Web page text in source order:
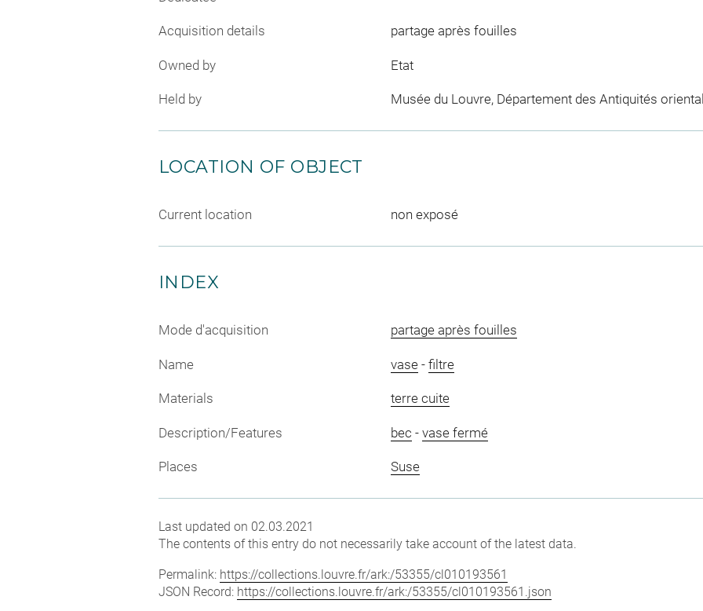
Acquisition details partage après fouilles
Owned by Etat
Held by Musée du Louvre, Département des Antiquités
LOCATION OF OBJECT
Current location non exposé
INDEX
Mode d'acquisition partage après fouilles
Name vase- filtre
Materials terre cuite
Description/Features bec - vase fermé
Places Suse
Last updated on 02.03.2021
The contents of this entry do not necessarily take account of the latest data.
Permalink: https://collections.louvre.fr/ark:/53355/cl010193561
JSON Record: https://collections.louvre.fr/ark:/53355/cl010193561.json